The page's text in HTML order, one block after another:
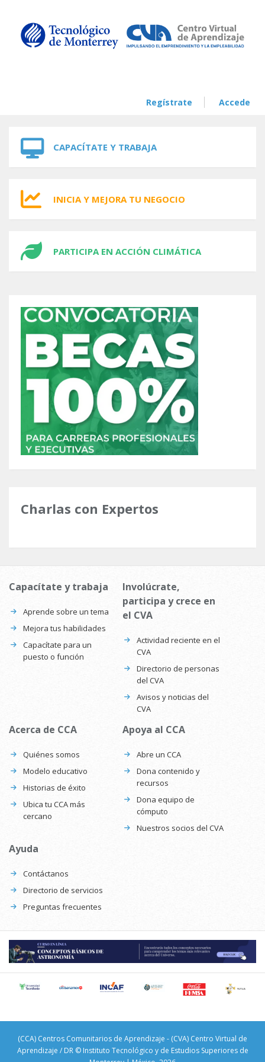
Regístrate Accede
CAPACÍTATE Y TRABAJA
INICIA Y MEJORA TU NEGOCIO
PARTICIPA EN ACCIÓN CLIMÁTICA
Charlas con Expertos
Capacítate y trabaja
Aprende sobre un tema
Mejora tus habilidades
Capacítate para un
puesto o función
Involúcrate,
participa y crece en
el CVA
Actividad reciente en el
CVA
Directorio de personas
del CVA
Avisos y noticias del
CVA
Acerca de CCA
Quiénes somos
Modelo educativo
Historias de éxito
Ubica tu CCA más
cercano
Apoya al CCA
Abre un CCA
Dona contenido y
recursos
Dona equipo de
cómputo
Nuestros socios del CVA
Ayuda
Contáctanos
Directorio de servicios
Preguntas frecuentes
(CCA) Centros Comunitarios de Aprendizaje - (CVA) Centro Virtual de
Aprendizaje / DR © Instituto Tecnológico y de Estudios Superiores de